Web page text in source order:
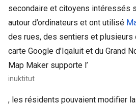
secondaire et citoyens intéressés
autour d’ordinateurs et ont utilisé
des rues, des sentiers et plusieurs
carte Google d’Iqaluit et du Grand
Map Maker supporte l’
inuktitut
, les résidents pouvaient modifier